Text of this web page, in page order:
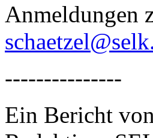
Anmeldungen
---------------
Ein Bericht